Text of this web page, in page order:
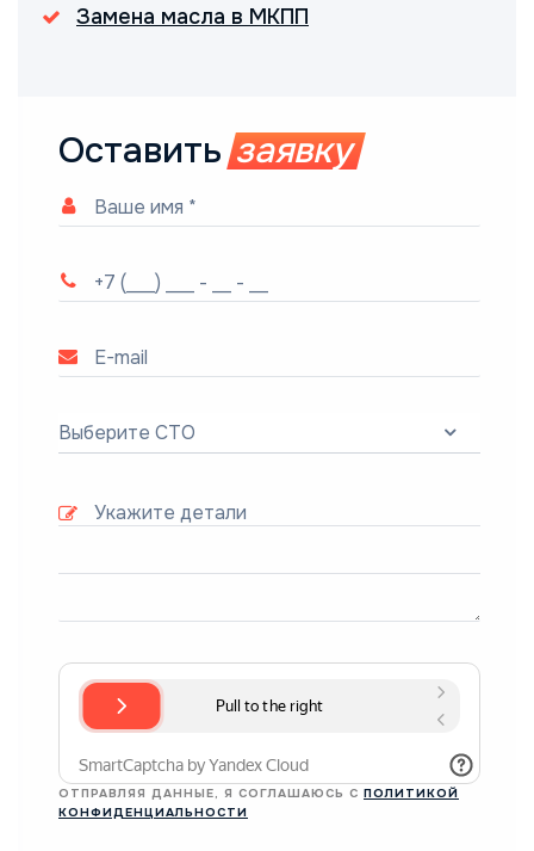
Замена масла в МКПП
Оставить заявку
Выберите СТО
ОТПРАВЛЯЯ ДАННЫЕ, Я СОГЛАШАЮСЬ С ПОЛИТИКОЙ
КОНФИДЕНЦИАЛЬНОСТИ